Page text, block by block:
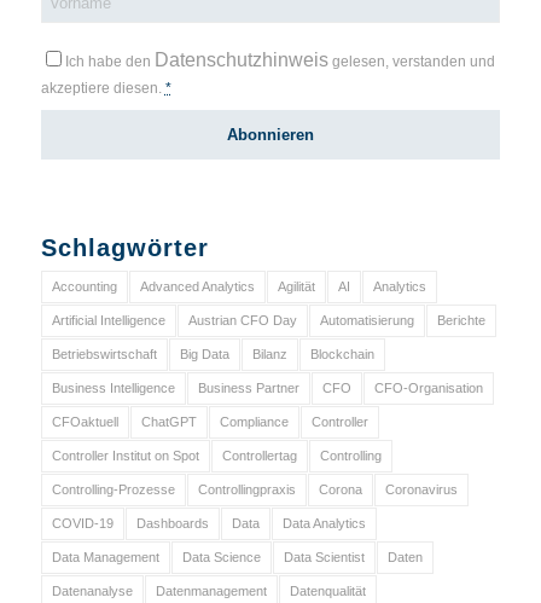
Ich habe den Datenschutzhinweisgelesen, verstanden und
akzeptiere diesen. *
Schlagwörter
Accounting Advanced Analytics Agilität AI Analytics
Artificial Intelligence Austrian CFO Day Automatisierung Berichte
Betriebswirtschaft Big Data Bilanz Blockchain
Business Intelligence Business Partner CFO CFO-Organisation
CFOaktuell ChatGPT Compliance Controller
Controller Institut on Spot Controllertag Controlling
Controlling-Prozesse Controllingpraxis Corona Coronavirus
COVID-19 Dashboards Data Data Analytics
Data Management Data Science Data Scientist Daten
Datenanalyse Datenmanagement Datenqualität